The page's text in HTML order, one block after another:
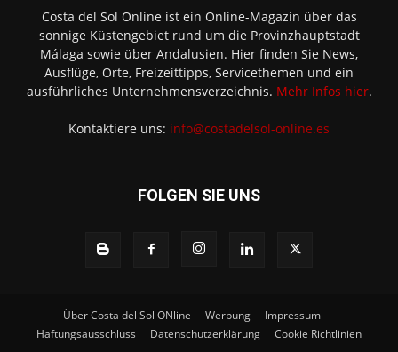
Costa del Sol Online ist ein Online-Magazin über das
sonnige Küstengebiet rund um die Provinzhauptstadt
Málaga sowie über Andalusien. Hier finden Sie News,
Ausflüge, Orte, Freizeittipps, Servicethemen und ein
ausführliches Unternehmensverzeichnis. Mehr Infos hier.
Kontaktiere uns: info@costadelsol-online.es
FOLGEN SIE UNS
Über Costa del Sol ONline Werbung
Impressum
Haftungsausschluss
Datenschutzerklärung Cookie Richtlinien